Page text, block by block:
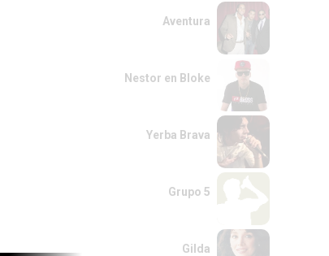
Aventura
Nestor en Bloke
Yerba Brava
Grupo 5
Gilda